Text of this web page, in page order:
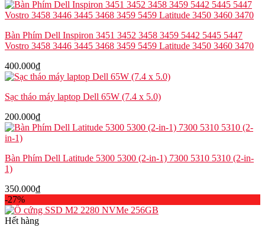
2-
in-
VGJW5
số
Bàn Phím Dell Inspiron 3451 3452 3458 3459 5442 5445 5447
Vostro 3458 3446 3445 3468 3459 5459 Latitude 3450 3460 3470
400.000₫
Sạc tháo máy laptop Dell 65W (7.4 x 5.0)
200.000₫
Bàn Phím Dell Latitude 5300 5300 (2-in-1) 7300 5310 5310 (2-in-
1)
350.000₫
-27%
Hết hàng